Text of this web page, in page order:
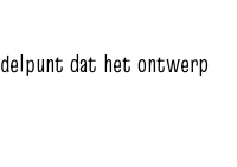
dat het ontwerp